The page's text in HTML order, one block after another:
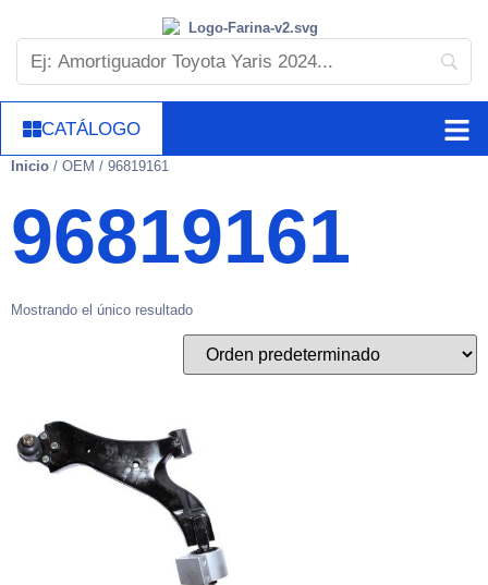
CATÁLOGO
Inicio / OEM / 96819161
96819161
Mostrando el único resultado